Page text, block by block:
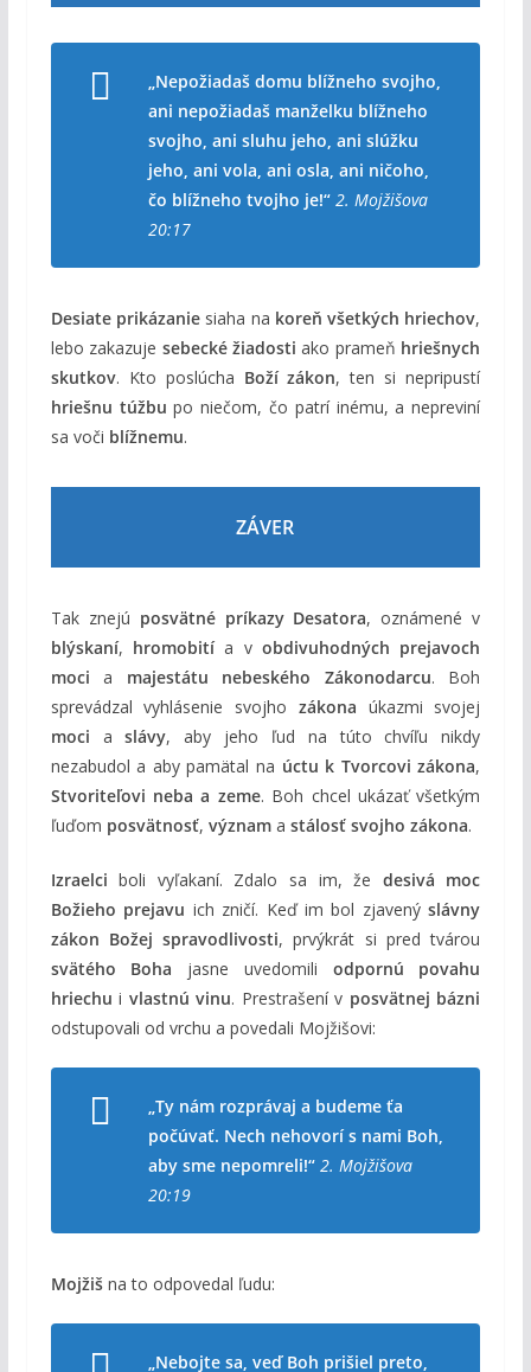
„Nepožiadaš domu blížneho svojho,
ani nepožiadaš manželku blížneho
svojho, ani sluhu jeho, ani slúžku
jeho, ani vola, ani osla, ani ničoho,
čo blížneho tvojho je!“ 2. Mojžišova
20:17
Desiate prikázaniesiaha na koreň všetkých hriechov,
lebo zakazuje sebecké žiadosti ako prameň hriešnych
skutkov. Kto poslúcha Boží zákon, ten si nepripustí
hriešnu túžbu po niečom, čo patrí inému, a nepreviní
sa voči blížnemu.
ZÁVER
Tak znejú posvätné príkazy Desatora, oznámené v
blýskaní, hromobití a v obdivuhodných prejavoch
moci a majestátu nebeského Zákonodarcu. Boh
sprevádzal vyhlásenie svojho zákona úkazmi svojej
moci aslávy, aby jeho ľud na túto chvíľu nikdy
nezabudol a aby pamätal na úctu k Tvorcovi zákona,
Stvoriteľovi neba a zeme. Boh chcel ukázať všetkým
ľuďom posvätnosť, význama stálosť svojho zákona.
Izraelci boli vyľakaní. Zdalo sa im, že desivá moc
Božieho prejavu ich zničí. Keď im bol zjavenýslávny
zákon Božej spravodlivosti, prvýkrát si pred tvárou
svätého Boha jasne uvedomili odpornú povahu
hriechu i vlastnú vinu. Prestrašení v posvätnej bázni
odstupovali od vrchu a povedali Mojžišovi:
„Ty nám rozprávaj a budeme ťa
počúvať. Nech nehovorí s nami Boh,
aby sme nepomreli!“ 2. Mojžišova
20:19
Mojžišna to odpovedal ľudu:
„Nebojte sa, veď Boh prišiel preto,